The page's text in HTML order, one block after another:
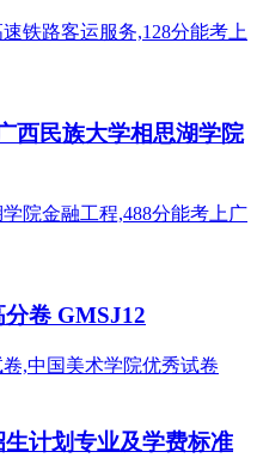
西民族大学相思湖学院
卷 GMSJ12
计划专业及学费标准